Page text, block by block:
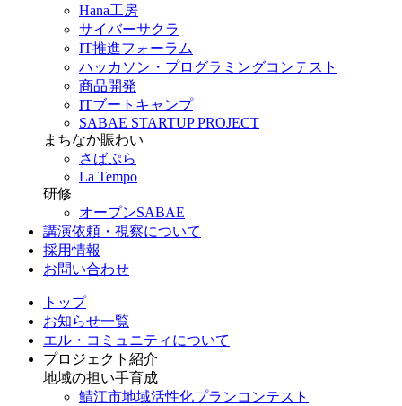
Hana工房
サイバーサクラ
IT推進フォーラム
ハッカソン・プログラミングコンテスト
商品開発
ITブートキャンプ
SABAE STARTUP PROJECT
まちなか賑わい
さばぷら
La Tempo
研修
オープンSABAE
講演依頼・視察について
採用情報
お問い合わせ
トップ
お知らせ一覧
エル・コミュニティについて
プロジェクト紹介
地域の担い手育成
鯖江市地域活性化プランコンテスト